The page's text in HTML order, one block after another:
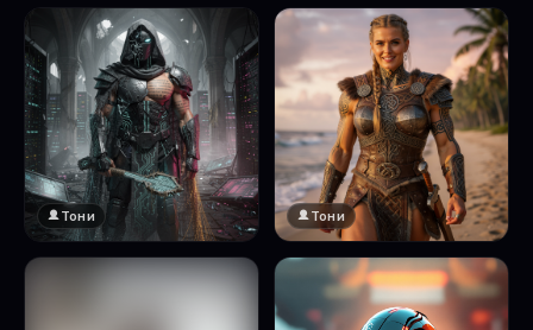
Тони Тони